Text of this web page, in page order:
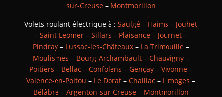
sur-Creuse– Montmorillon
Volets roulant électrique à :Saulgé – Haims – Jouhet
–Saint-Leomer –Sillars – Plaisance – Journet –
Pindray– Lussac-les-Châteaux– La Trimouille–
Moulismes – Bourg-Archambault– Chauvigny–
Poitiers – Bellac – Confolens – Gençay– Vivonne–
Valence-en-Poitou – Le Dorat –Chaillac – Limoges –
Bélâbre– Argenton-sur-Creuse– Montmorillon